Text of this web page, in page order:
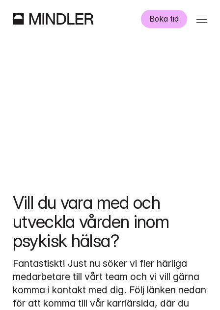
Boka tid
Vill du vara med och
utveckla vården inom
psykisk hälsa?
Fantastiskt! Just nu söker vi fler härliga
medarbetare till vårt team och vi vill gärna
komma i kontakt med dig. Följ länken nedan
för att komma till vår karriärsida, där du